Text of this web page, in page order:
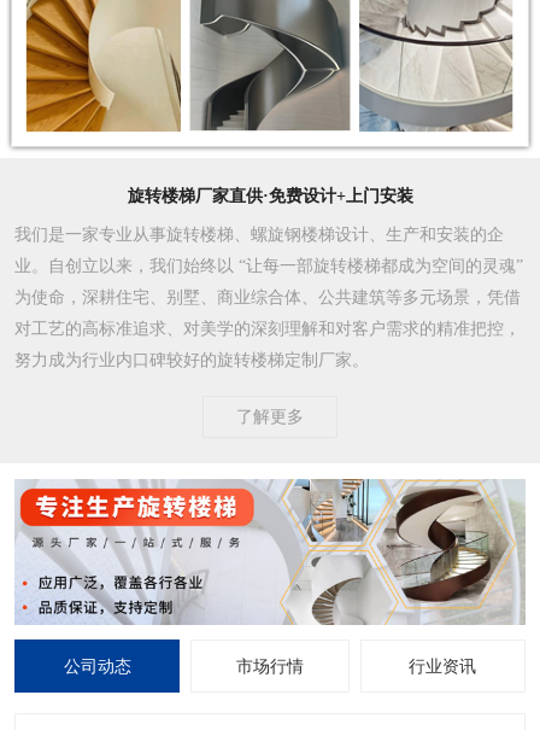
旋转楼梯厂家直供·免费设计+上门安装
我们是一家专业从事旋转楼梯、螺旋钢楼梯设计、生产和安装的企
业。自创立以来，我们始终以 “让每一部旋转楼梯都成为空间的灵魂”
为使命，深耕住宅、别墅、商业综合体、公共建筑等多元场景，凭借
对工艺的高标准追求、对美学的深刻理解和对客户需求的精准把控，
努力成为行业内口碑较好的旋转楼梯定制厂家。​
了解更多
公司动态 市场行情 行业资讯